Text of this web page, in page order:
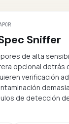
Sniffer
de alta
opcional detrás
verificación
de detección